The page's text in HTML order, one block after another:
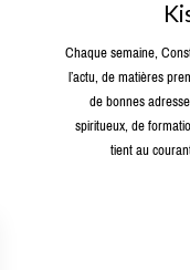
Chaque semaine,
l’actu, de matières
de bonnes
spiritueux, de
tient au